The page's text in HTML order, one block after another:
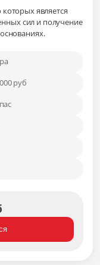
является
сил и получение
руб